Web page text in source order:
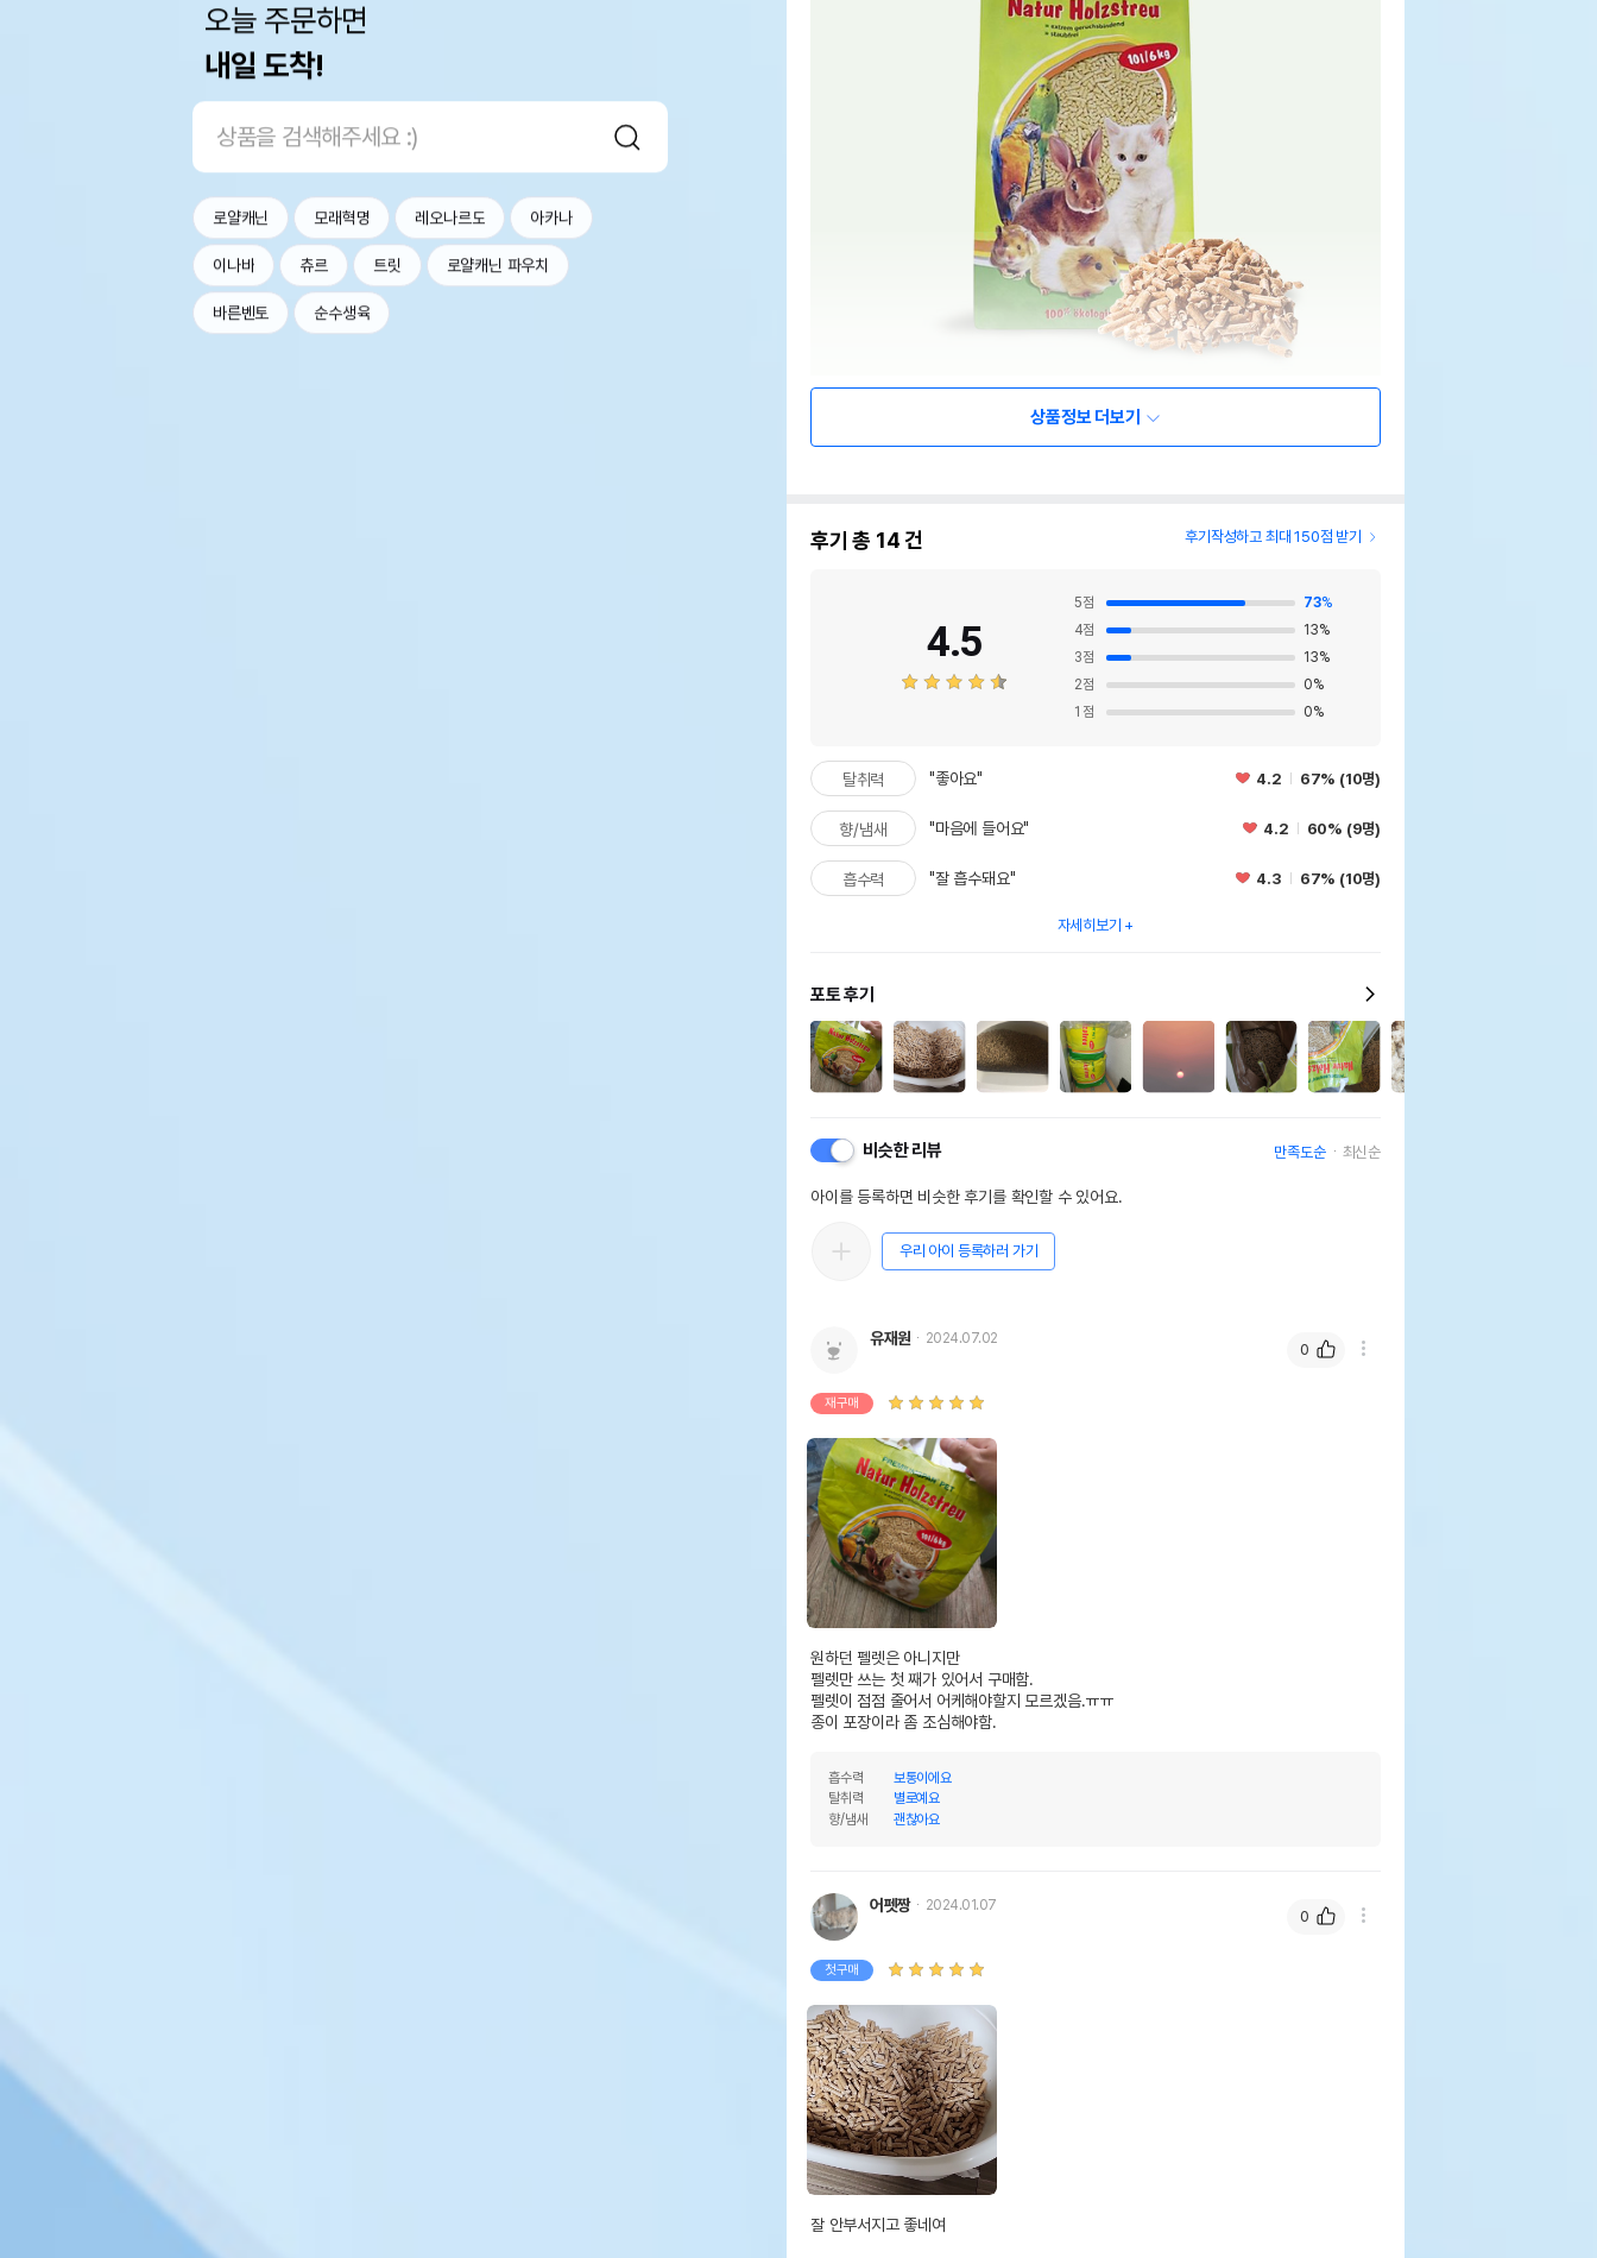
오늘 주문하면
내일 도착!
로얄캐닌 모래혁명 레오나르도 아카나
이나바 츄르 트릿 로얄캐닌 파우치
바른벤토 순수생육
상품 필수 정보
품명 및 모델명
법에 의한 인증,허가 등을
받았음을 확인할수 있는 경우
제조국 또는 원산지
제조자,수입품의 경우
AS책임자와 전화번호 또는
소비자상담 관련 전화번호
상품정보 더보기
후기 총 14건 후기작성하고 최대 150점 받기
4.5
5점 73%
4점 13%
3점 13%
2점 0%
1 점 0%
탈취력 "좋아요" 4.2 67% (10명)
향/냄새 "마음에 들어요" 4.2 60% (9명)
흡수력 "잘 흡수돼요" 4.3 67% (10명)
자세히보기
포토 후기
비슷한 리뷰 만족도순 최신순
아이를 등록하면 비슷한 후기를 확인할 수 있어요.
우리 아이 등록하러 가기
유재원 2024.07.02
재구매
원하던 펠렛은 아니지만
펠렛만 쓰는 첫 째가 있어서 구매함.
펠렛이 점점 줄어서 어케해야할지 모르겠음.ㅠㅠ
종이 포장이라 좀 조심해야함.
흡수력
보통이에요
탈취력
별로예요
향/냄새
괜찮아요
0
어펫짱 2024.01.07
첫구매
잘 안부서지고 좋네여
0